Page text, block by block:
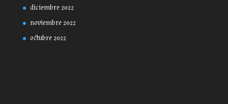
diciembre 2022
noviembre 2022
octubre 2022